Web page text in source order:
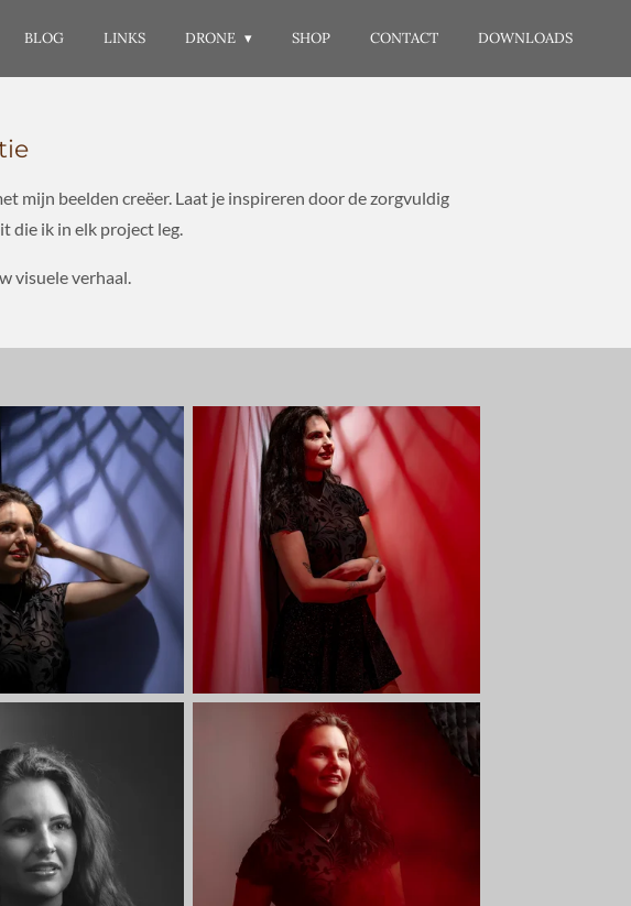
BLOG LINKS DRONE SHOP CONTACT DOWNLOADS
mijn beelden creëer. Laat je inspireren door de zorgvuldig
die ik in elk project leg.
visuele verhaal.